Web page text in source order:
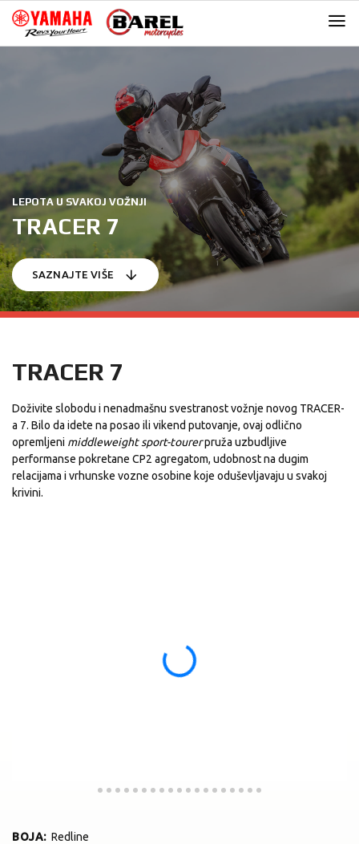
Skip
navigation
Skip
content
LEPOTA U SVAKOJ VOŽNJI
TRACER 7
SAZNAJTE VIŠE
TRACER 7
Doživite slobodu i nenadmašnu svestranost vožnje novog TRACER-
a 7. Bilo da idete na posao ili vikend putovanje, ovaj odlično
opremljeni middleweight sport-tourerpruža uzbudljive
performanse pokretane CP2 agregatom, udobnost na dugim
relacijama i vrhunske vozne osobine koje oduševljavaju u svakoj
krivini.
BOJA: Redline